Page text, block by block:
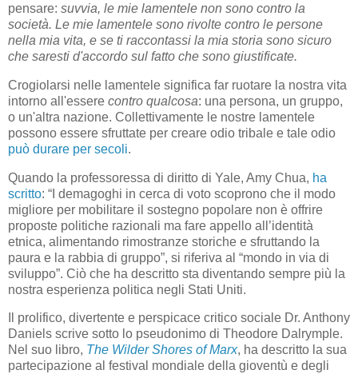
pensare: suvvia, le mie lamentele non sono contro la
società. Le mie lamentele sono rivolte contro le persone
nella mia vita, e se ti raccontassi la mia storia sono sicuro
che saresti d'accordo sul fatto che sono giustificate.
Crogiolarsi nelle lamentele significa far ruotare la nostra vita
intorno all'essere contro qualcosa: una persona, un gruppo,
o un'altra nazione. Collettivamente le nostre lamentele
possono essere sfruttate per creare odio tribale e tale odio
può durare per secoli.
Quando la professoressa di diritto di Yale, Amy Chua, ha
scritto: “I demagoghi in cerca di voto scoprono che il modo
migliore per mobilitare il sostegno popolare non è offrire
proposte politiche razionali ma fare appello all’identità
etnica, alimentando rimostranze storiche e sfruttando la
paura e la rabbia di gruppo”, si riferiva al “mondo in via di
sviluppo”. Ciò che ha descritto sta diventando sempre più la
nostra esperienza politica negli Stati Uniti.
Il prolifico, divertente e perspicace critico sociale Dr. Anthony
Daniels scrive sotto lo pseudonimo di Theodore Dalrymple.
Nel suo libro, The Wilder Shores of Marx, ha descritto la sua
partecipazione al festival mondiale della gioventù e degli